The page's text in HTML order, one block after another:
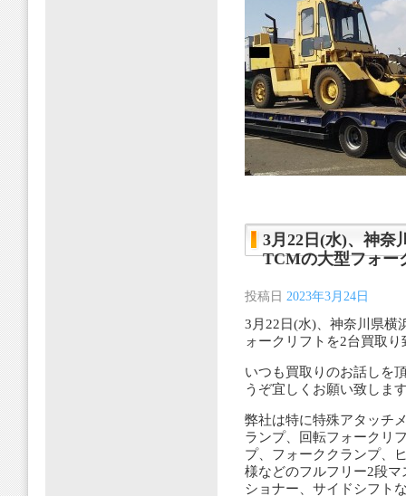
3月22日(水)、神奈
TCMの大型フォー
投稿日 2023年3月24日
3月22日(水)、神奈川県横
ォークリフトを2台買取
いつも買取りのお話しを
うぞ宜しくお願い致しま
弊社は特に特殊アタッチ
ランプ、回転フォークリ
プ、フォーククランプ、
様などのフルフリー2段
ショナー、サイドシフト